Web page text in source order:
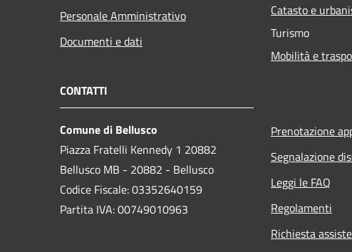
Personale Amministrativo
Documenti e dati
Catasto e
Turismo
Mobilità e
CONTATTI
Comune di Bellusco
Piazza Fratelli Kennedy 1 20882
Bellusco MB - 20882 - Bellusco
Codice Fiscale: 03352640159
Partita IVA: 00749010963
Prenotazione
Segnalazione
Leggi le FAQ
Regolamenti
Richiesta